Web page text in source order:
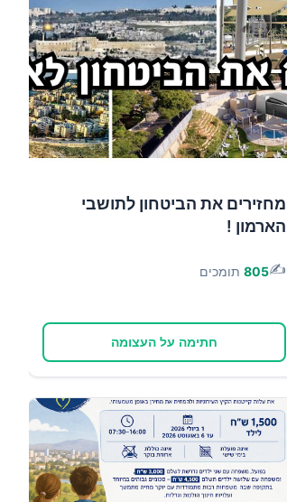
מחזירים את הביטחון לתושבי
הארמון !
✍️
805 תומכים
חתימה על העצומה